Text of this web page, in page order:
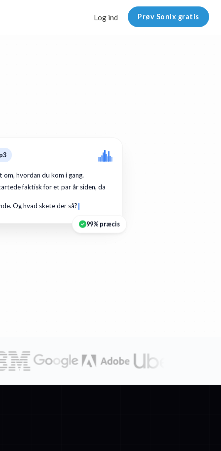
Log ind Prøv Sonix gratis
hvordan du kom i gang.
faktisk for et par år siden, da
Og hvad skete der så?
99% præcis